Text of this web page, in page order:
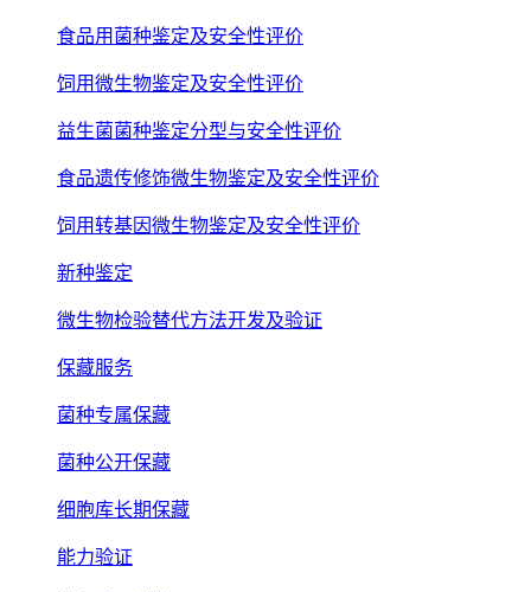
食品用菌种鉴定及安全性评价
饲用微生物鉴定及安全性评价
益生菌菌种鉴定分型与安全性评价
食品遗传修饰微生物鉴定及安全性评价
饲用转基因微生物鉴定及安全性评价
新种鉴定
微生物检验替代方法开发及验证
保藏服务
菌种专属保藏
菌种公开保藏
细胞库长期保藏
能力验证